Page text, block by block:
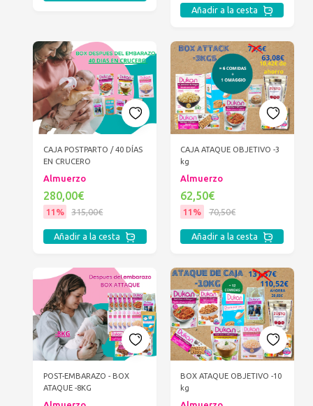
Añadir a la cesta
CAJA POSTPARTO / 40 DÍAS
EN CRUCERO
Almuerzo
280,00€
11% 315,00€
Añadir a la cesta
CAJA ATAQUE OBJETIVO -3
kg
Almuerzo
62,50€
11% 70,50€
Añadir a la cesta
POST-EMBARAZO - BOX
ATAQUE -8KG
BOX ATAQUE OBJETIVO -10
kg